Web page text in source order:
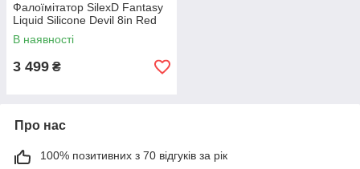
Фалоїмітатор SilexD Fantasy
Liquid Silicone Devil 8in Red
В наявності
3 499 ₴
Про нас
100% позитивних з 70 відгуків за рік